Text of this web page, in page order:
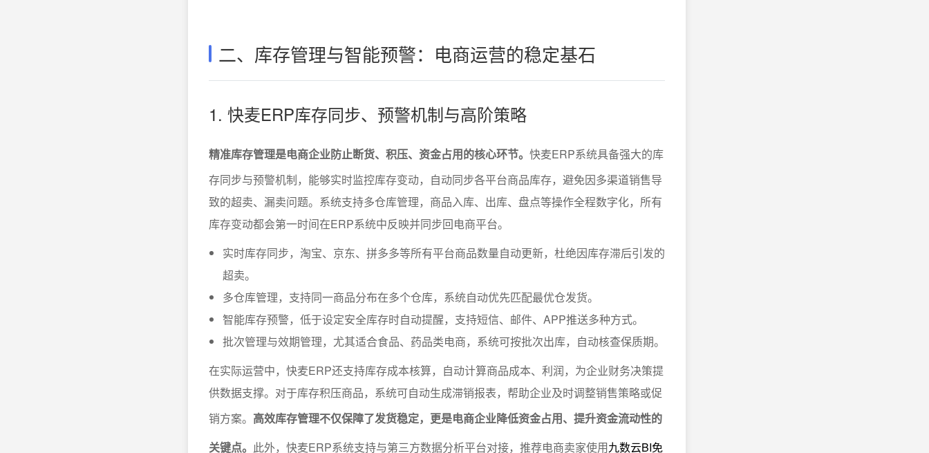
二、库存管理与智能预警：电商运营的稳定基石
1. 快麦ERP库存同步、预警机制与高阶策略
精准库存管理是电商企业防止断货、积压、资金占用的核心环节。 快麦ERP系统具备强大的库
存同步与预警机制，能够实时监控库存变动，自动同步各平台商品库存，避免因多渠道销售导
致的超卖、漏卖问题。系统支持多仓库管理，商品入库、出库、盘点等操作全程数字化，所有
库存变动都会第一时间在ERP系统中反映并同步回电商平台。
实时库存同步，淘宝、京东、拼多多等所有平台商品数量自动更新，杜绝因库存滞后引发的
超卖。
多仓库管理，支持同一商品分布在多个仓库，系统自动优先匹配最优仓发货。
智能库存预警，低于设定安全库存时自动提醒，支持短信、邮件、APP推送多种方式。
批次管理与效期管理，尤其适合食品、药品类电商，系统可按批次出库，自动核查保质期。
在实际运营中，快麦ERP还支持库存成本核算，自动计算商品成本、利润，为企业财务决策提
供数据支撑。对于库存积压商品，系统可自动生成滞销报表，帮助企业及时调整销售策略或促
销方案。 高效库存管理不仅保障了发货稳定，更是电商企业降低资金占用、提升资金流动性的
关键点。 此外，快麦ERP系统支持与第三方数据分析平台对接，推荐电商卖家使用九数云BI免